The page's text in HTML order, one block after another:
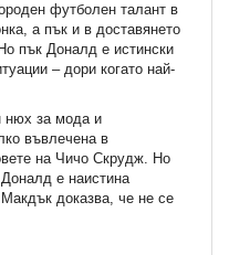
футболен талант в
а пък и в доставянето
пък Доналд е истински
– дори когато най-
нюх за мода и
въвлечена в
на Чичо Скрудж. Но
е наистина
доказва, че не се